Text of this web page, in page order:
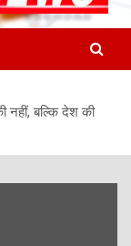
नहीं, बल्कि देश की